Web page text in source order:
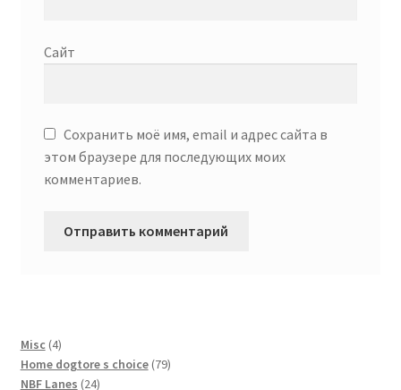
Сайт
Сохранить моё имя, email и адрес сайта в
этом браузере для последующих моих
комментариев.
Misc 44
товара
Home dogtore s choice 7979
NBF Lanes 2424